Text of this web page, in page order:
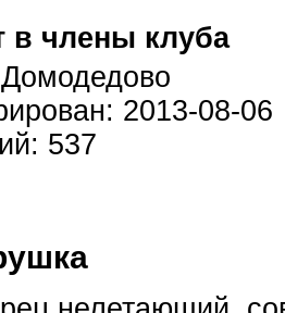
в члены клуба
2013-08-06
537